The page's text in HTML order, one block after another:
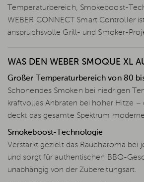
Temperaturbereich, Smokeboost-
WEBER CONNECT Smart Controller
anspruchsvolle Grill- und Smoker-
WAS DEN WEBER SMOQUE XL
Großer Temperaturbereich von 80
Schonendes Smoken bei niedrigen
kraftvolles Anbraten bei hoher Hitze –
deckt das gesamte Spektrum
Smokeboost-Technologie
Verstärkt gezielt das Raucharoma bei
und sorgt für authentischen BBQ-
unabhängig von der Zubereitungsart.